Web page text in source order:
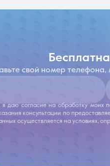
свой номер
я даю согласие на обработку
консультации по
осуществляется на условиях,